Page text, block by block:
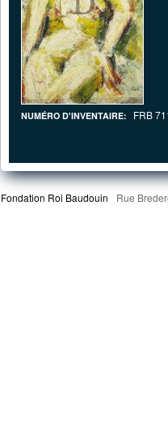
NUMÉRO D'INVENTAIRE: FRB
Fondation Roi Baudouin Rue